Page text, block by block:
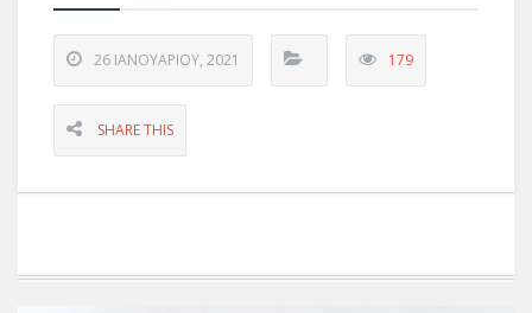
26 ΙΑΝΟΥΑΡΊΟΥ, 2021 179
SHARE THIS